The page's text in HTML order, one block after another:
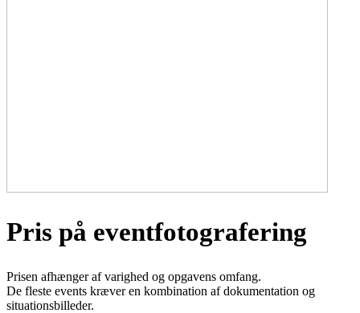
Pris på eventfotografering
Prisen afhænger af varighed og opgavens omfang.
De fleste events kræver en kombination af dokumentation og
situationsbilleder.